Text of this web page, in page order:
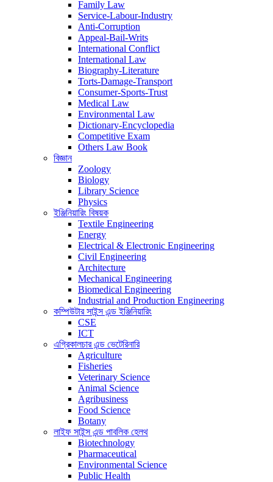
Family Law
Service-Labour-Industry
Anti-Corruption
Appeal-Bail-Writs
International Conflict
International Law
Biography-Literature
Torts-Damage-Transport
Consumer-Sports-Trust
Medical Law
Environmental Law
Dictionary-Encyclopedia
Competitive Exam
Others Law Book
বিজ্ঞান
Zoology
Biology
Library Science
Physics
ইঞ্জিনিয়ারিং বিষয়ক
Textile Engineering
Energy
Electrical & Electronic Engineering
Civil Engineering
Architecture
Mechanical Engineering
Biomedical Engineering
Industrial and Production Engineering
কম্পিউটার সাইন্স এন্ড ইঞ্জিনিয়ারিং
CSE
ICT
এগ্রিকালচার এন্ড ভেটেরিনারি
Agriculture
Fisheries
Veterinary Science
Animal Science
Agribusiness
Food Science
Botany
লাইফ সাইন্স এন্ড পাবলিক হেলথ
Biotechnology
Pharmaceutical
Environmental Science
Public Health